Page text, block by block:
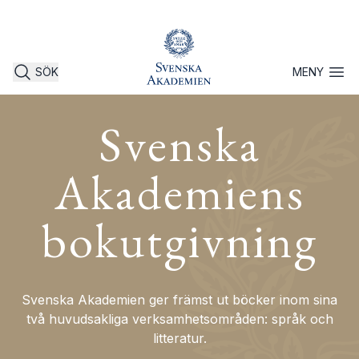
SÖK MENYÖppna
Svenska
Akademiens
bokutgivning
Svenska Akademien ger främst ut böcker inom sina
två huvudsakliga verksamhetsområden: språk och
litteratur.